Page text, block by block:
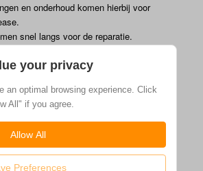
en onderhoud komen hierbij voor
snel langs voor de reparatie.
deze wasmachines en wasdrogers leveren
muntautomaten. Deze kunt u in
|Geef een reactie
your privacy
an optimal browsing experience. Click
All" if you agree.
Allow All
Preferences